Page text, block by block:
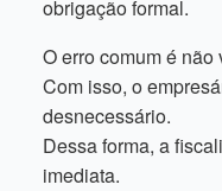
obrigação formal.
O erro comum é
Com isso, o
desnecessário.
Dessa forma, a
imediata.